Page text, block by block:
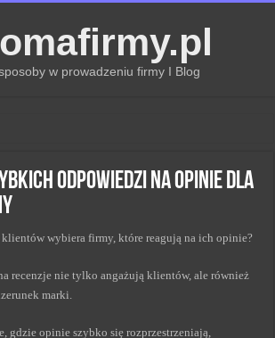
w prowadzeniu firmy I Blog
PR dla lepszych wyników
w sieci kluczem do sukcesu
PR w skutecznym zarządzaniu
do sukcesu w zmianach
odpowiedzi na opinie dla
klientów wybiera firmy, które reagują na ich opinie?
recenzje nie tylko angażują klientów, ale również
marki.
gdzie opinie szybko się rozprzestrzeniają,